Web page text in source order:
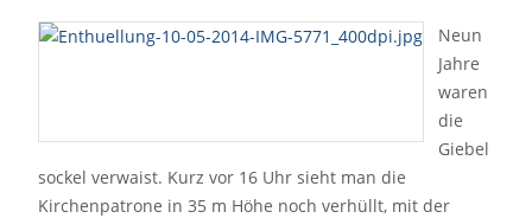
Neun
Jahre
waren
die
Giebel
sockel verwaist. Kurz vor 16 Uhr sieht man die
Kirchenpatrone in 35 m Höhe noch verhüllt, mit der